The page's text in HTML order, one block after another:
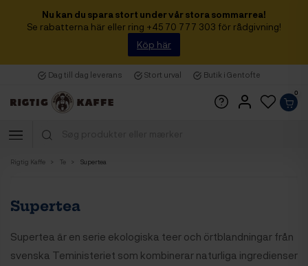
Nu kan du spara stort under vår stora sommarrea!
Se rabatterna här eller ring +45 70 777 303 för rådgivning!
Köp här
Dag till dag leverans Stort urval Butik i Gentofte
0
Rigtig Kaffe Te Supertea
Supertea
Supertea är en serie ekologiska teer och örtblandningar från
svenska Teministeriet som kombinerar naturliga ingredienser